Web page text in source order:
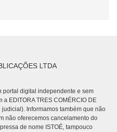
LTDA
portal digital independente e sem
EDITORA TRES COMÉRCIO DE
judicial). Informamos também que não
não oferecemos cancelamento do
de nome ISTOÉ, tampouco